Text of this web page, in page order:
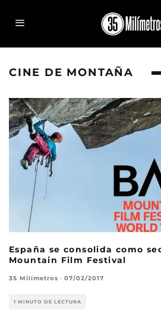
CINE DE MONTAÑA
España se consolida como
Mountain Film Festival
35 Milímetros · 07/02/2017
1 MINUTO DE LECTURA